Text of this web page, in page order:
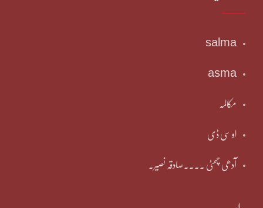
salma
asma
مکالمہ
او سی ڈی
آدھی چھٹی ۔۔۔۔صادقہ نصیر۔